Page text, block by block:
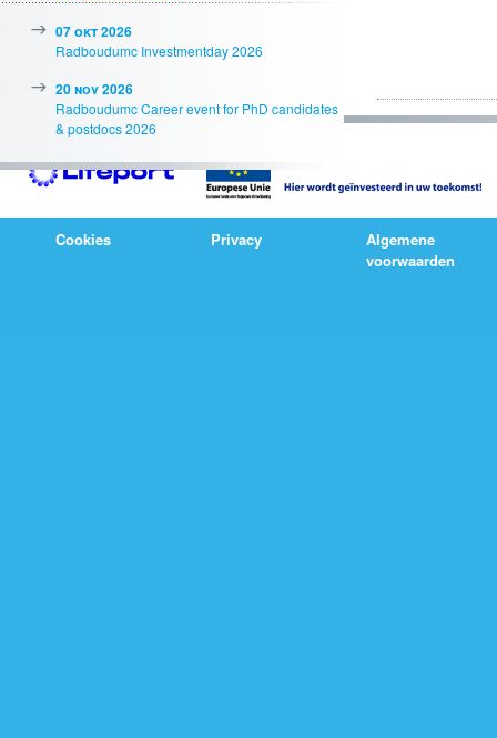
07 okt 2026
Radboudumc Investmentday 2026
20 nov 2026
Radboudumc Career event for PhD candidates
& postdocs 2026
Cookies Privacy
Algemene
voorwaarden